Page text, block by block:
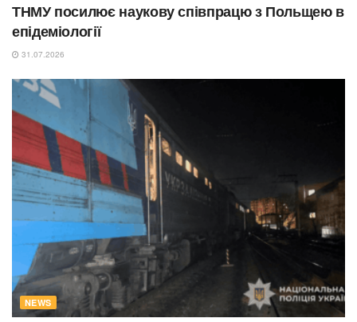
ТНМУ посилює наукову співпрацю з Польщею в
епідеміології
31.07.2026
NEWS